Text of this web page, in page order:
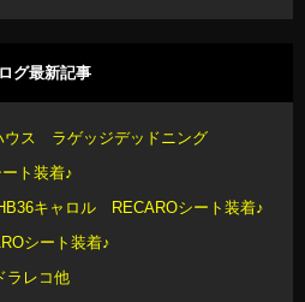
グ最新記事
ス ラゲッジデッドニング
ト装着♪
キャロル RECAROシート装着♪
シート装着♪
レコ他